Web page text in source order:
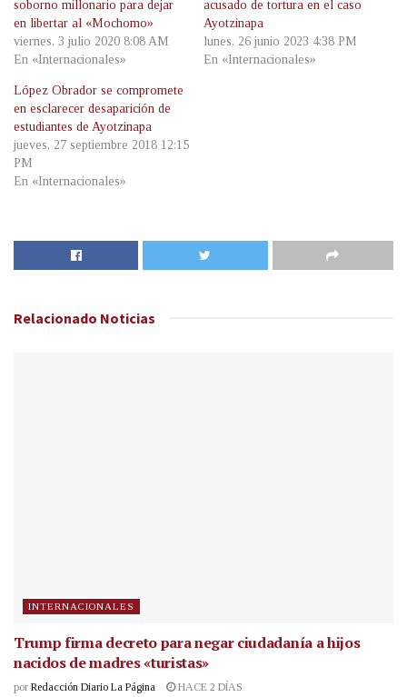
soborno millonario para dejar
en libertar al «Mochomo»
viernes, 3 julio 2020 8:08 AM
En «Internacionales»
acusado de tortura en el caso
Ayotzinapa
lunes, 26 junio 2023 4:38 PM
En «Internacionales»
López Obrador se compromete
en esclarecer desaparición de
estudiantes de Ayotzinapa
jueves, 27 septiembre 2018 12:15
PM
En «Internacionales»
Relacionado Noticias
INTERNACIONALES
Trump firma decreto para negar ciudadanía a hijos
nacidos de madres «turistas»
por Redacción Diario La Página HACE 2 DÍAS